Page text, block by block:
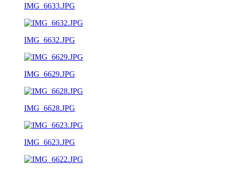
IMG_6633.JPG
IMG_6632.JPG
IMG_6629.JPG
IMG_6628.JPG
IMG_6623.JPG